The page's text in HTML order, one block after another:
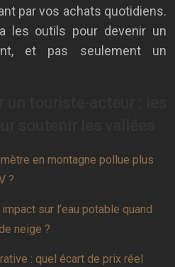
par vos achats quotidiens.
les outils pour devenir un
et pas seulement un
en montagne pollue plus
?
sur l’eau potable quand
neige ?
: quel écart de prix réel